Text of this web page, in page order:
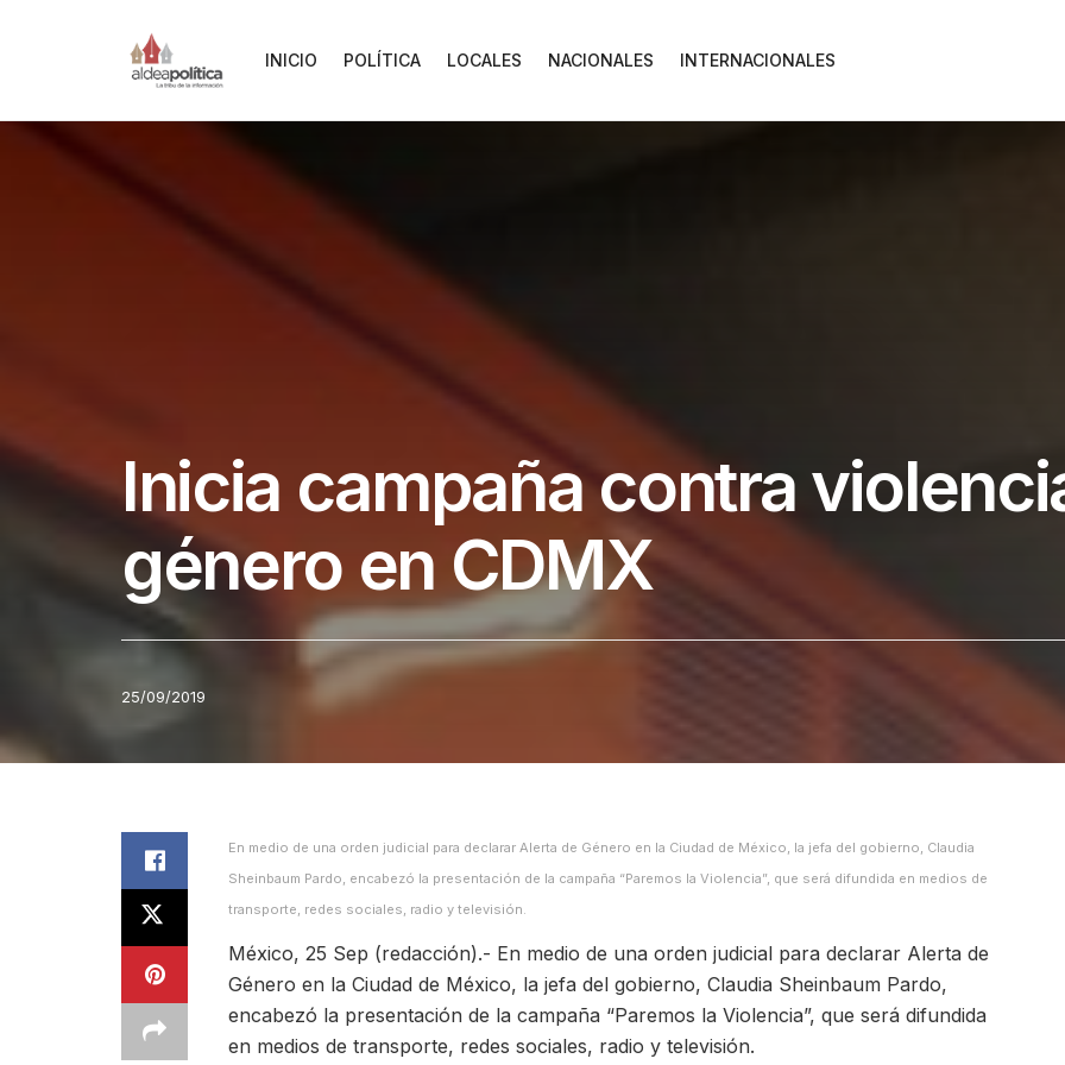
INICIO POLÍTICA LOCALES NACIONALES INTERNACIONALES
Inicia campaña contra
género en CDMX
25/09/2019
En medio de una orden judicial para declarar Alerta de Género en la Ciudad de México, la jefa del gobierno, Claudia
Sheinbaum Pardo, encabezó la presentación de la campaña “Paremos la Violencia”, que será difundida en medios de
transporte, redes sociales, radio y televisión.
México, 25 Sep (redacción).- En medio de una orden judicial para declarar Alerta de
Género en la Ciudad de México, la jefa del gobierno, Claudia Sheinbaum Pardo,
encabezó la presentación de la campaña “Paremos la Violencia”, que será difundida
en medios de transporte, redes sociales, radio y televisión.